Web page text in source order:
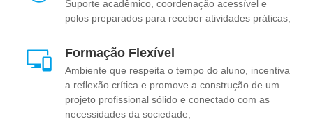
Suporte acadêmico, coordenação acessível e
polos preparados para receber atividades práticas;
Formação Flexível
Ambiente que respeita o tempo do aluno, incentiva
a reflexão crítica e promove a construção de um
projeto profissional sólido e conectado com as
necessidades da sociedade;